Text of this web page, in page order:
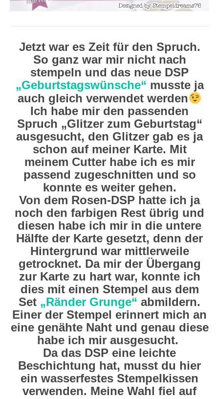
Jetzt war es Zeit für den Spruch.
So ganz war mir nicht nach
stempeln und das neue DSP
„Geburtstagswünsche“ musste ja
auch gleich verwendet werden
Ich habe mir den passenden
Spruch „Glitzer zum Geburtstag“
ausgesucht, den Glitzer gab es ja
schon auf meiner Karte. Mit
meinem Cutter habe ich es mir
passend zugeschnitten und so
konnte es weiter gehen.
Von dem Rosen-DSP hatte ich ja
noch den farbigen Rest übrig und
diesen habe ich mir in die untere
Hälfte der Karte gesetzt, denn der
Hintergrund war mittlerweile
getrocknet. Da mir der Übergang
zur Karte zu hart war, konnte ich
dies mit einen Stempel aus dem
Set „Ränder Grunge“ abmildern.
Einer der Stempel erinnert mich an
eine genähte Naht und genau diese
habe ich mir ausgesucht.
Da das DSP eine leichte
Beschichtung hat, musst du hier
ein wasserfestes Stempelkissen
verwenden. Meine Wahl fiel auf